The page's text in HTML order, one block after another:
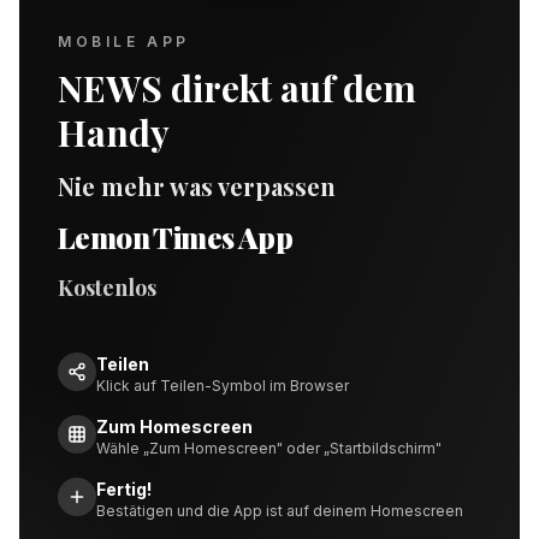
MOBILE APP
NEWS direkt auf dem
Handy
Nie mehr was verpassen
Lemon Times App
Kostenlos
Teilen
Klick auf Teilen-Symbol im Browser
Zum Homescreen
Wähle „Zum Homescreen" oder „Startbildschirm"
Fertig!
Bestätigen und die App ist auf deinem Homescreen